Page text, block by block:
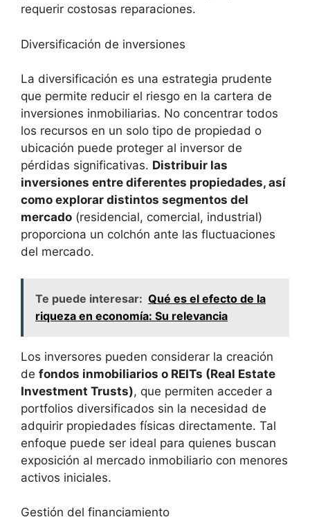
‌requerir costosas reparaciones.
Diversificación de inversiones
La diversificación es una estrategia⁢ prudente
⁢que permite reducir el riesgo en la cartera de
inversiones inmobiliarias. No ‌concentrar ⁤todos
los ⁢recursos en un solo tipo de propiedad o
ubicación​ puede proteger al ⁢inversor de
pérdidas significativas. Distribuir las
inversiones entre diferentes propiedades, así
como explorar distintos segmentos del
mercado (residencial, comercial, industrial)
proporciona un colchón ante las fluctuaciones
del mercado.
Te puede interesar: Qué es el efecto de la
riqueza en economía: Su relevancia
Los ⁣inversores​ pueden considerar la creación
de fondos inmobiliarios o REITs (Real Estate
Investment Trusts), ⁤que permiten acceder a
⁣portfolios diversificados sin ‍la necesidad de
adquirir propiedades ⁢físicas directamente. Tal
enfoque puede​ ser ideal ⁢para quienes buscan
exposición al mercado inmobiliario con menores
activos ⁤iniciales.
Gestión del financiamiento